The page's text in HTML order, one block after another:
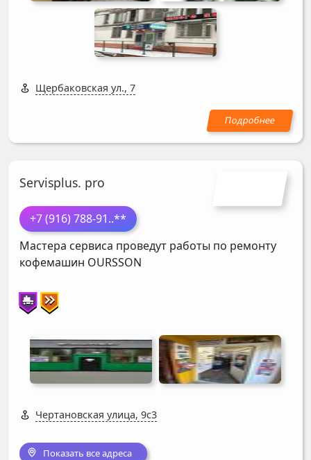
Щербаковская ул., 7
Servisplus. pro
+7 (916) 788-91..**
Мастера сервиса проведут работы по ремонту
кофемашин OURSSON
Чертановская улица, 9с3
Показать все адреса